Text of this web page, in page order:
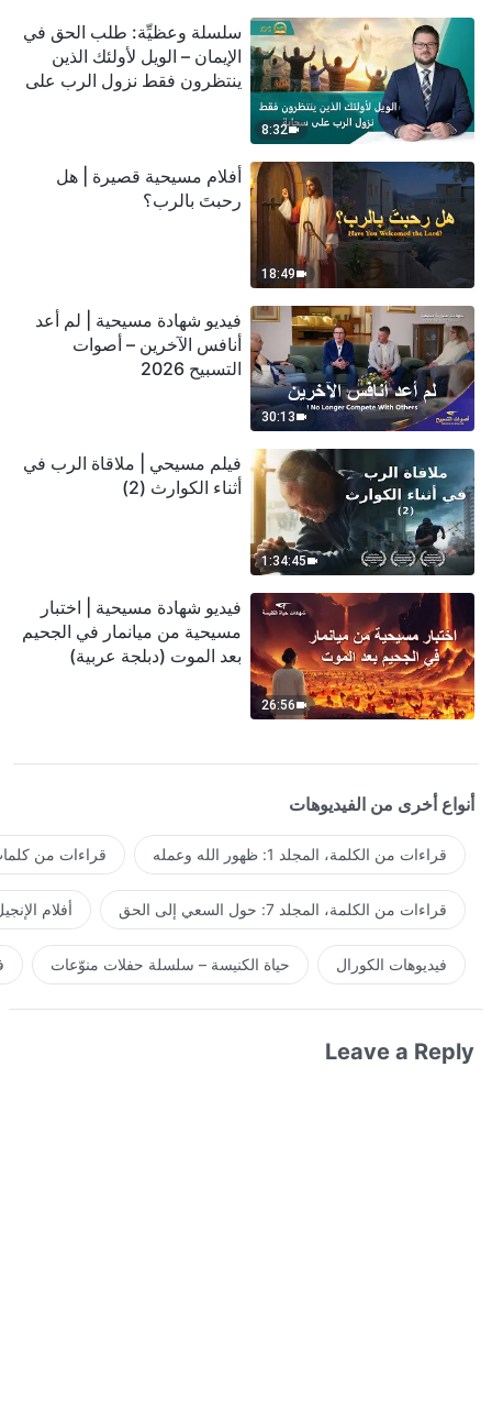
8:32
سلسلة وعظيِّة: طلب الحق في
الإيمان – الويل لأولئك الذين
ينتظرون فقط نزول الرب على
18:49
أفلام مسيحية قصيرة | هل
رحبتَ بالرب؟
30:13
فيديو شهادة مسيحية | لم أعد
أنافس الآخرين – أصوات
التسبيح 2026
1:34:45
فيلم مسيحي | ملاقاة الرب في
أثناء الكوارث (2)
26:56
فيديو شهادة مسيحية | اختبار
مسيحية من ميانمار في الجحيم
بعد الموت (دبلجة عربية)
أنواع أخرى من الفيديوهات
قراءات من الكلمة، المجلد 1: ظهور الله وعمله قراءات من
قراءات من الكلمة، المجلد 7: حول السعي إلى الحق أفلام
فيديوهات الكورال حياة الكنيسة – سلسلة حفلات منوّعات
Leave a Reply